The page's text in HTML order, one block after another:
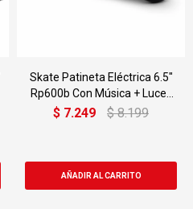
Skate Patineta Eléctrica 6.5"
Rp600b Con Música + Luces
Led
$ 7.249 $ 8.199